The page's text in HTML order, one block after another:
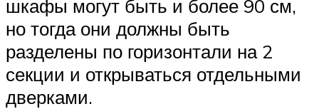
шкафы могут быть и более 90 см,
но тогда они должны быть
разделены по горизонтали на 2
секции и открываться отдельными
дверками.